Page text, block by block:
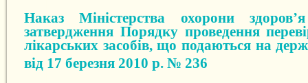
Наказ Міністерства охорони
затвердження Порядку проведення
лікарських засобів, що подаються на
від 17 березня 2010 р. № 236